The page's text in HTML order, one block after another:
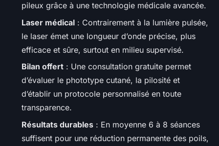
pileux grâce à une technologie médicale avancée.
Laser médical : Contrairement à la lumière pulsée,
le laser émet une longueur d’onde précise, plus
efficace et sûre, surtout en milieu supervisé.
Bilan offert : Une consultation gratuite permet
d’évaluer le phototype cutané, la pilosité et
d’établir un protocole personnalisé en toute
transparence.
Résultats durables : En moyenne 6 à 8 séances
suffisent pour une réduction permanente des poils,